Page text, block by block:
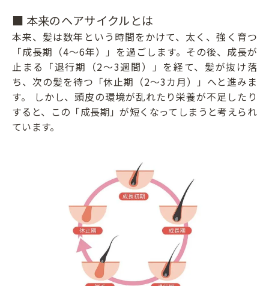
■ 本来のヘアサイクルとは
本来、髪は数年という時間をかけて、太く、強く育つ
「成長期（4〜6年）」を過ごします。その後、成長が
止まる「退行期（2〜3週間）」を経て、髪が抜け落
ち、次の髪を待つ「休止期（2〜3カ月）」へと進みま
す。 しかし、頭皮の環境が乱れたり栄養が不足したり
すると、この「成長期」が短くなってしまうと考えられ
ています。